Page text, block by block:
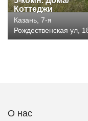
Коттеджи
Казань, 7-я
Рождественская ул,
О нас